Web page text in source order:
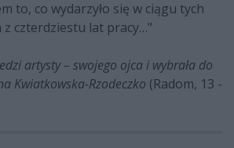
to, co wydarzyło się w ciągu tych
czterdziestu lat pracy…"
artysty – swojego ojca i wybrała do
Kwiatkowska-Rzodeczko (Radom, 13 -